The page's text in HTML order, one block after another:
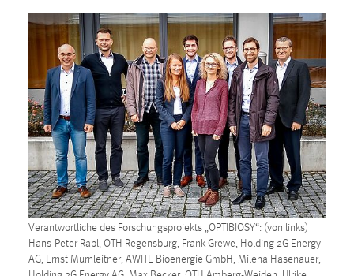
Verantwortliche des Forschungsprojekts „OPTIBIOSY“: (von links)
Hans-Peter Rabl, OTH Regensburg, Frank Grewe, Holding 2G Energy
AG, Ernst Murnleitner, AWITE Bioenergie GmbH, Milena Hasenauer,
Cookie Laufzeit:
30 Tage
Chat
Name:
MibewSessionID, MIBEW_UserID, mibew_locale, mibew-
chat-frame-style-5e9dbeb1811c0446
Zweck:
Wird benötigt um die Chatfunktion nutzen zu können.
Cookie Laufzeit:
MibewSessionID, mibew-chat-frame-style-
5e9dbeb1811c0446 = Sitzungslaufzeit, mibew_locale = 3